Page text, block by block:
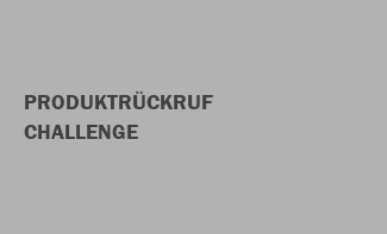
PRODUKTRÜCKRUF
CHALLENGE